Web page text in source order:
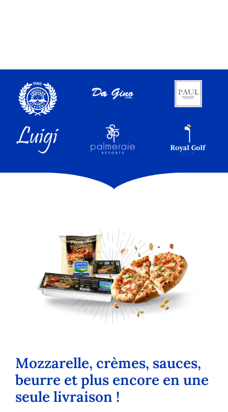
Mozzarelle, crèmes, sauces,
beurre et plus encore en une
seule livraison !